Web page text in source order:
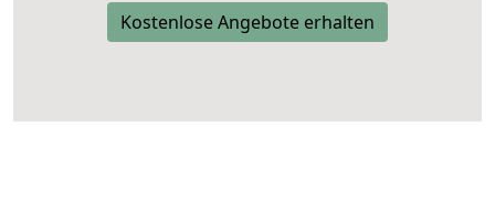
Kostenlose Angebote erhalten